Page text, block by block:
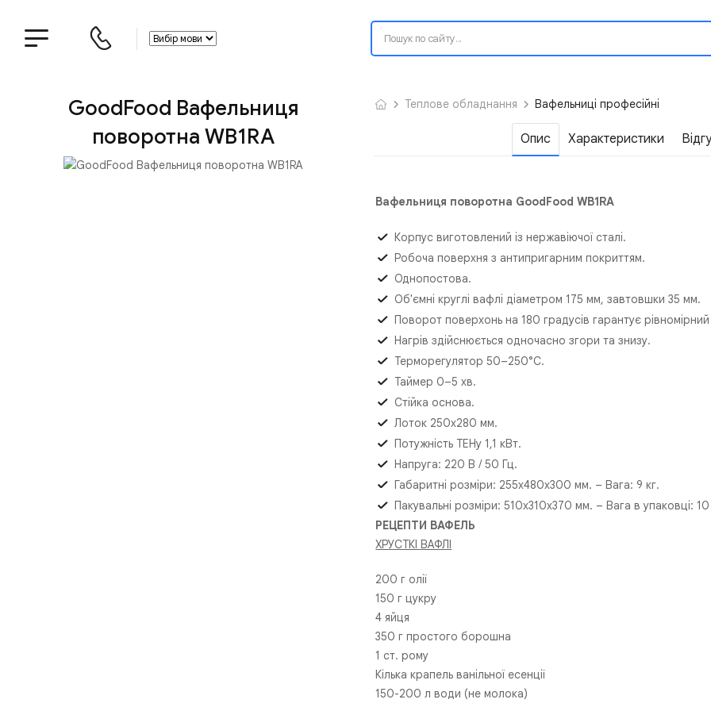
GoodFood Вафельниця
поворотна WB1RA
Теплове обладнання Вафельниці професійні
Опис Характеристики
Вафельниця поворотна GoodFood WB1RA
Корпус виготовлений із нержавіючої сталі.
Робоча поверхня з антипригарним покриттям.
Однопостова.
Об'ємні круглі вафлі діаметром 175 мм, завтовшки 35 мм.
Поворот поверхонь на 180 градусів гарантує рівномірний
Нагрів здійснюється одночасно згори та знизу.
Терморегулятор 50–250°С.
Таймер 0–5 хв.
Стійка основа.
Лоток 250х280 мм.
Потужність ТЕНу 1,1 кВт.
Напруга: 220 В / 50 Гц.
Габаритні розміри: 255х480х300 мм. – Вага: 9 кг.
Пакувальні розміри: 510х310х370 мм. – Вага в упаковці: 10
РЕЦЕПТИ ВАФЕЛЬ
ХРУСТКІ ВАФЛІ
200 г олії
150 г цукру
4 яйця
350 г простого борошна
1 ст. рому
Кілька крапель ванільної есенції
150-200 л води (не молока)